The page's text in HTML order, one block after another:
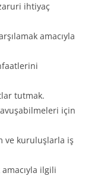
ihtiyaç
amacıyla
tutmak.
için
ve kuruluşlarla iş
ilgili